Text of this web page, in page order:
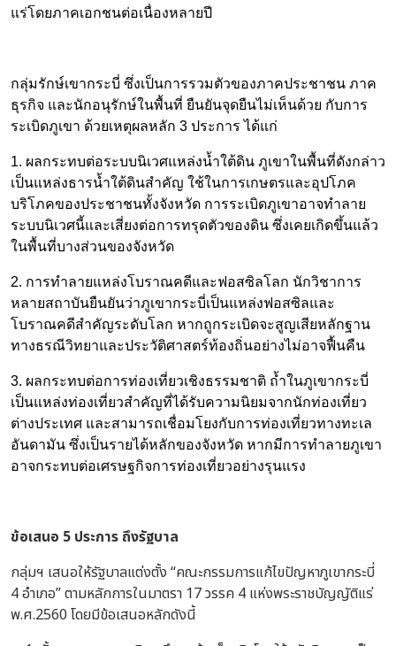
แร่โดยภาคเอกชนต่อเนื่องหลายปี
กลุ่มรักษ์เขากระบี่ ซึ่งเป็นการรวมตัวของภาคประชาชน ภาค
ธุรกิจ และนักอนุรักษ์ในพื้นที่ ยืนยันจุดยืนไม่เห็นด้วย กับการ
ระเบิดภูเขา ด้วยเหตุผลหลัก 3 ประการ ได้แก่
1. ผลกระทบต่อระบบนิเวศแหล่งน้ำใต้ดิน ภูเขาในพื้นที่ดังกล่าว
เป็นแหล่งธารน้ำใต้ดินสำคัญ ใช้ในการเกษตรและอุปโภค
บริโภคของประชาชนทั้งจังหวัด การระเบิดภูเขาอาจทำลาย
ระบบนิเวศนี้และเสี่ยงต่อการทรุดตัวของดิน ซึ่งเคยเกิดขึ้นแล้ว
ในพื้นที่บางส่วนของจังหวัด
2. การทำลายแหล่งโบราณคดีและฟอสซิลโลก นักวิชาการ
หลายสถาบันยืนยันว่าภูเขากระบี่เป็นแหล่งฟอสซิลและ
โบราณคดีสำคัญระดับโลก หากถูกระเบิดจะสูญเสียหลักฐาน
ทางธรณีวิทยาและประวัติศาสตร์ท้องถิ่นอย่างไม่อาจฟื้นคืน
3. ผลกระทบต่อการท่องเที่ยวเชิงธรรมชาติ ถ้ำในภูเขากระบี่
เป็นแหล่งท่องเที่ยวสำคัญที่ได้รับความนิยมจากนักท่องเที่ยว
ต่างประเทศ และสามารถเชื่อมโยงกับการท่องเที่ยวทางทะเล
อันดามัน ซึ่งเป็นรายได้หลักของจังหวัด หากมีการทำลายภูเขา
อาจกระทบต่อเศรษฐกิจการท่องเที่ยวอย่างรุนแรง
ข้อเสนอ 5 ประการ ถึงรัฐบาล
กลุ่มฯ เสนอให้รัฐบาลแต่งตั้ง “คณะกรรมการแก้ไขปัญหาภูเขากระบี่
4 อำเภอ” ตามหลักการในมาตรา 17 วรรค 4 แห่งพระราชบัญญัติแร่
พ.ศ.2560 โดยมีข้อเสนอหลักดังนี้